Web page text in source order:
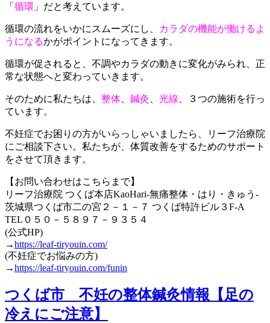
「 循環 」だと考えています。
循環の流れをいかにスムーズにし、
カラダの機能が働けるよ
うになるかがポイントになってきます。
循環が促されると、不調やカラダの動きに変化がみられ、正
常な状態へと変わっていきます。
そのために私たちは、 整体 鍼灸 光線 、３つの施術を行っ
ています。
不妊症でお困りの方がいらっしゃいましたら、リーフ治療院
にご相談下さい。私たちが、体質改善をするためのサポート
をさせて頂きます。
【お問い合わせはこちらまで】
リーフ治療院 つくば本店KaoHari-無痛整体・はり・きゅう-
茨城県つくば市二の宮２－１－７ つくば特許ビル３F-A
TEL０５０－５８９７－９３５４
(公式HP)
→https://leaf-tiryouin.com/
(不妊症でお悩みの方)
→https://leaf-tiryouin.com/funin
つくば市 不妊の整体鍼灸情報【足の
冷えにご注意】